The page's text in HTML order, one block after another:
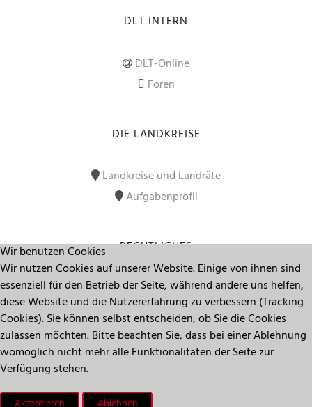
DLT INTERN
DLT-Online
Foren
DIE LANDKREISE
Landkreise und Landräte
Aufgabenprofil
RECHTLICHES
Impressum
Datenschutz
Seitenanfang
Wir benutzen Cookies
Wir nutzen Cookies auf unserer Website. Einige von ihnen sind
essenziell für den Betrieb der Seite, während andere uns helfen,
diese Website und die Nutzererfahrung zu verbessern (Tracking
Cookies). Sie können selbst entscheiden, ob Sie die Cookies
zulassen möchten. Bitte beachten Sie, dass bei einer Ablehnung
womöglich nicht mehr alle Funktionalitäten der Seite zur
Verfügung stehen.